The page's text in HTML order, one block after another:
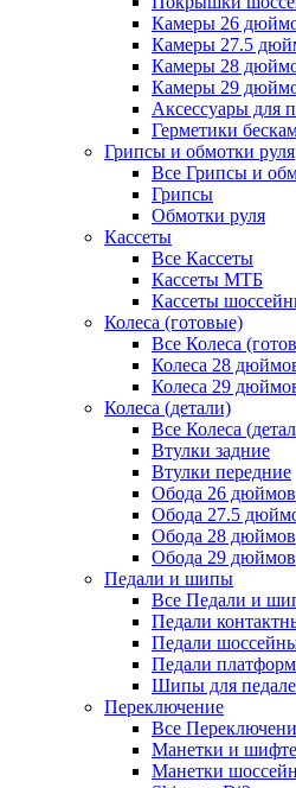
Камеры 26
Камеры 27.5
Камеры 28
Камеры 29
Аксессуары для
Герметики
Грипсы и обмотки руля
Все Грипсы и
Грипсы
Обмотки руля
Кассеты
Все Кассеты
Кассеты МТБ
Кассеты
Колеса (готовые)
Все Колеса
Колеса 28
Колеса 29
Колеса (детали)
Все Колеса
Втулки задние
Втулки передние
Обода 26 дюймов
Обода 27.5
Обода 28 дюймов
Обода 29 дюймов
Педали и шипы
Все Педали и
Педали
Педали
Педали
Шипы для
Переключение
Все
Манетки и
Манетки